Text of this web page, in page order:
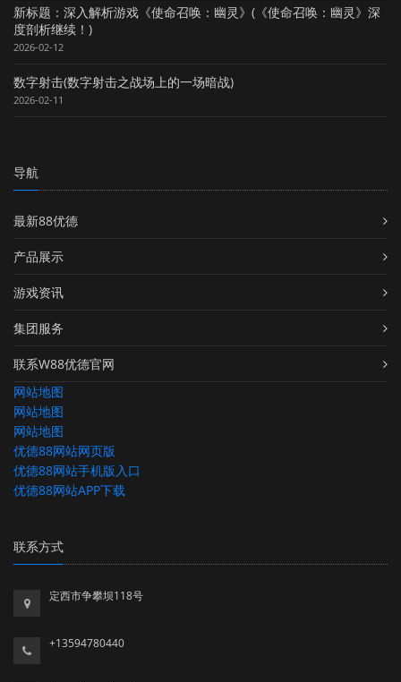
新标题：深入解析游戏《使命召唤：幽灵》(《使命召唤：幽灵》深
度剖析继续！)
2026-02-12
数字射击(数字射击之战场上的一场暗战)
2026-02-11
导航
最新88优德
产品展示
游戏资讯
集团服务
联系W88优德官网
网站地图
网站地图
网站地图
优德88网站网页版
优德88网站手机版入口
优德88网站APP下载
联系方式
定西市争攀坝118号
+13594780440